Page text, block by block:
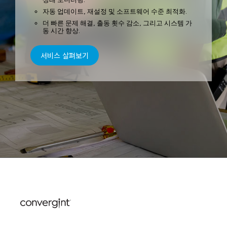
자동 업데이트, 재설정 및 소프트웨어 수준 최적화.
더 빠른 문제 해결, 출동 횟수 감소, 그리고 시스템 가
동 시간 향상.
서비스 살펴보기